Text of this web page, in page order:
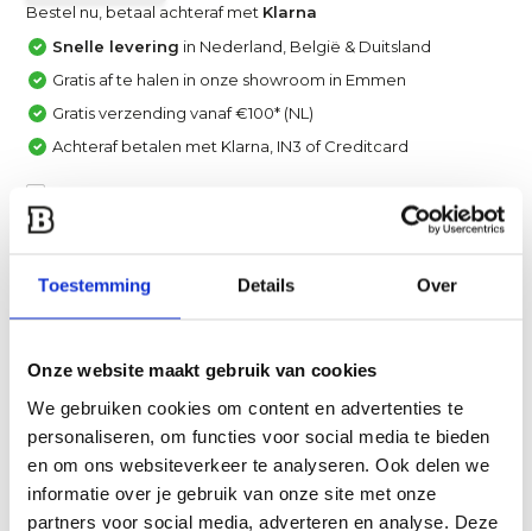
Toestemming Details Over
Onze website maakt gebruik van cookies
We gebruiken cookies om content en advertenties te
personaliseren, om functies voor social media te bieden
en om ons websiteverkeer te analyseren. Ook delen we
informatie over je gebruik van onze site met onze
partners voor social media, adverteren en analyse. Deze
Bestel nu, betaal achteraf met Klarna
Snelle levering in Nederland, België & Duitsland
Gratis af te halen in onze showroom in Emmen
Gratis verzending vanaf €100* (NL)
Achteraf betalen met Klarna, IN3 of Creditcard
Een van onze specialisten helpt je graag verder!
Productomschrijving